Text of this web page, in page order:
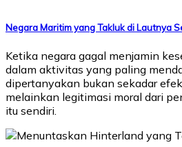
Negara Maritim yang Takluk di Lautnya
Ketika negara gagal menjamin
dalam aktivitas yang paling
dipertanyakan bukan sekadar
melainkan legitimasi moral dari
itu sendiri.